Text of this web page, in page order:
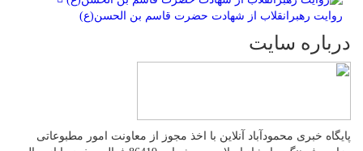
روایت رهبرانقلاب از شهادت حضرت قاسم بن الحسن(ع)
درباره سایت
پایگاه خبری محمودآباد آنلاین با اخذ مجوز از معاونت امور مطبوعاتی